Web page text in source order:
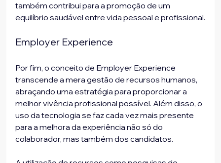
também contribui para a promoção de um
equilíbrio saudável entre vida pessoal e profissional.
Employer Experience
Por fim, o conceito de Employer Experience
transcende a mera gestão de recursos humanos,
abraçando uma estratégia para proporcionar a
melhor vivência profissional possível. Além disso, o
uso da tecnologia se faz cada vez mais presente
para a melhora da experiência não só do
colaborador, mas também dos candidatos.